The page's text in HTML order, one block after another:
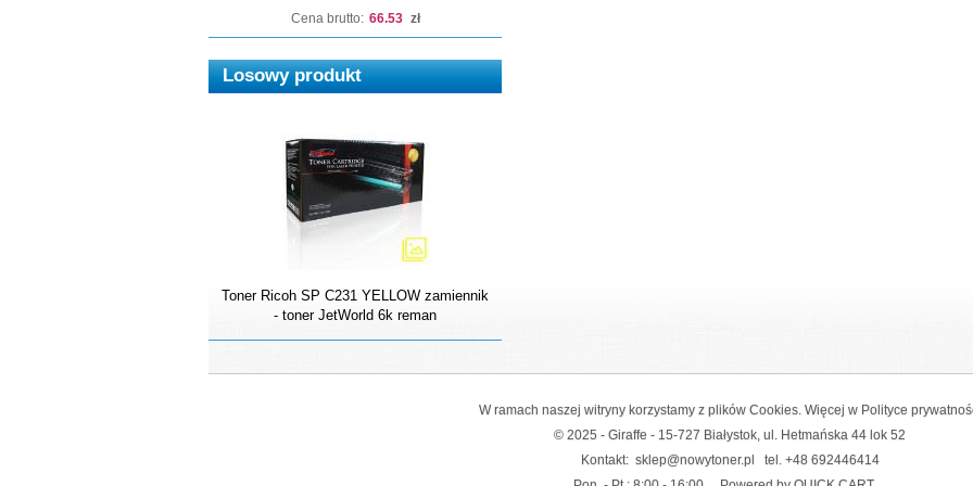
Cena brutto: 66.53 zł
Losowy produkt
Toner Ricoh SP C231 YELLOW zamiennik
- toner JetWorld 6k reman
W ramach naszej witryny korzystamy z plików Cookies. Więcej w Polityce
© 2025 - Giraffe - 15-727 Białystok, ul. Hetmańska 44 lok 52
Kontakt: sklep@nowytoner.pl tel. +48 692446414